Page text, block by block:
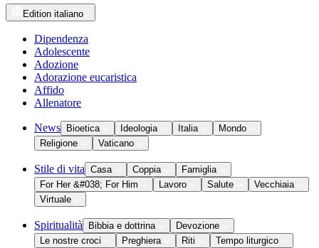
Edition italiano
Dipendenza
Adolescente
Adozione
Adorazione eucaristica
Affido
Allenatore
News Bioetica Ideologia Italia
Mondo
Religione
Vaticano
Stile di vita Casa Coppia
Famiglia
For Her &#038; For Him
Lavoro Salute
Vecchiaia
Virtuale
Spiritualità Bibbia e dottrina
Devozione
Le nostre croci
Preghiera Riti
Tempo liturgico